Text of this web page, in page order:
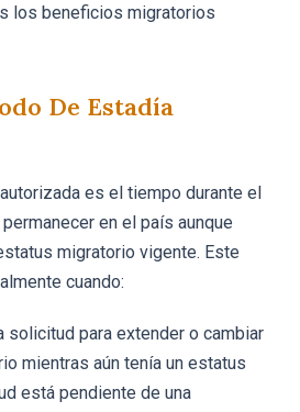
los beneficios migratorios
De Estadía
es el tiempo durante el
en el país aunque
migratorio vigente. Este
cuando:
solicitud para extender o cambiar
mientras aún tenía un estatus
está pendiente de una